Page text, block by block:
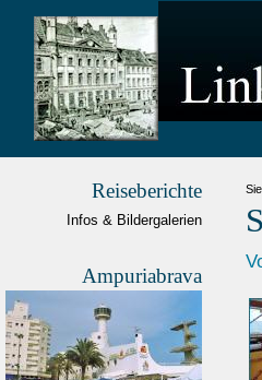
Reiseberichte
Infos & Bildergalerien
Ampuriabrava